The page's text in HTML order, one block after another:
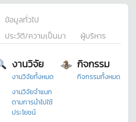
ข้อมูลทั่วไป
ประวัติ/ความเป็นมา
ผู้บริหาร
งานวิจัย
งานวิจัยทั้งหมด
งานวิจัยจำแนก
ตามการนำไปใช้
ประโยชน์
กิจกรรม
กิจกรรมทั้งหมด